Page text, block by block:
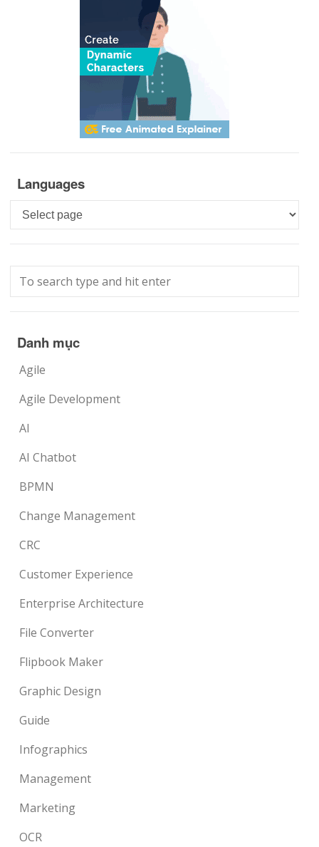
Languages
Languages
Danh mục
Agile
Agile Development
AI
AI Chatbot
BPMN
Change Management
CRC
Customer Experience
Enterprise Architecture
File Converter
Flipbook Maker
Graphic Design
Guide
Infographics
Management
Marketing
OCR